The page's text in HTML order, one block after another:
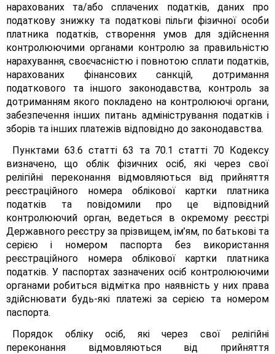
нарахованих та/або сплачених податків, даних про
податкову знижку та податкові пільги фізичної особи
платника податків, створення умов для здійснення
контролюючими органами контролю за правильністю
нарахування, своєчасністю і повнотою сплати податків,
нарахованих фінансових санкцій, дотримання
податкового та іншого законодавства, контроль за
дотриманням якого покладено на контролюючі органи,
забезпечення інших питань адміністрування податків і
зборів та інших платежів відповідно до законодавства.
Пунктами 63.6 статті 63 та 70.1 статті 70 Кодексу
визначено, що облік фізичних осіб, які через свої
релігійні переконання відмовляються від прийняття
реєстраційного номера облікової картки платника
податків та повідомили про це відповідний
контролюючий орган, ведеться в окремому реєстрі
Державного реєстру за прізвищем, ім’ям, по батькові та
серією і номером паспорта без використання
реєстраційного номера облікової картки платника
податків. У паспортах зазначених осіб контролюючими
органами робиться відмітка про наявність у них права
здійснювати будь-які платежі за серією та номером
паспорта.
Порядок обліку осіб, які через свої релігійні
переконання відмовляються від прийняття